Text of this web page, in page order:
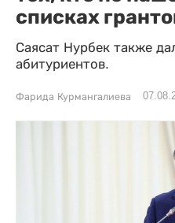
списках
Саясат Нурбек также
абитуриентов.
Фарида Курмангалиева